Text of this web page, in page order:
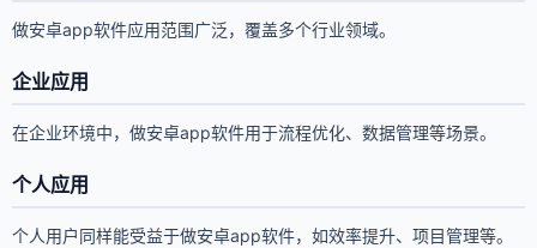
做安卓app软件应用范围广泛，覆盖多个行业领域。
企业应用
在企业环境中，做安卓app软件用于流程优化、数据管理等场景。
个人应用
个人用户同样能受益于做安卓app软件，如效率提升、项目管理等。